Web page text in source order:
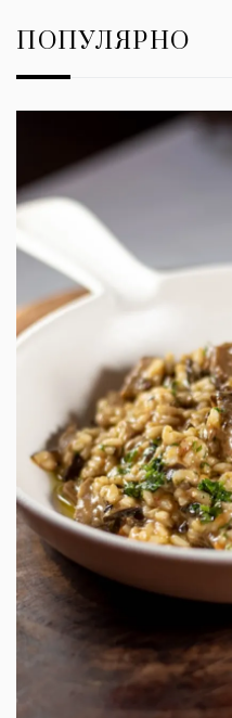
ПОПУЛЯРНО